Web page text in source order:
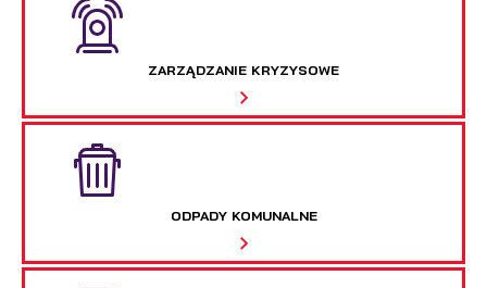
ZARZĄDZANIE KRYZYSOWE
ODPADY KOMUNALNE